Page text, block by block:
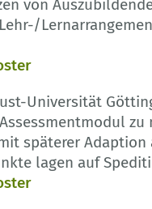
von
Universität
späterer
lagen auf